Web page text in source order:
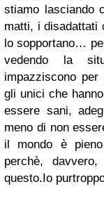
stiamo lasciando
matti, i disadattati
lo sopportano…
vedendo la
impazziscono
gli unici che
essere sani,
meno di non
il mondo è
perchè,
questo.Io